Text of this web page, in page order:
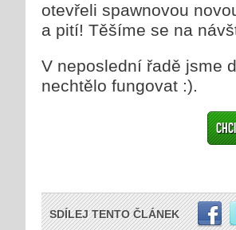
otevřeli spawnovou
a pití! Těšíme se na
V neposlední řadě jsme
nechtělo fungovat :).
SDÍLEJ TENTO ČLÁNEK